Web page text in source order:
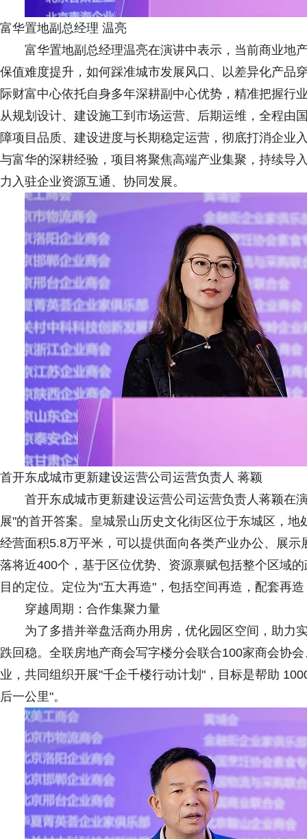
富华置地副总经理 温亮
富华置地副总经理温亮在演讲中表示，当前商业地
保值难度提升，如何踩准城市发展风口、以差异化产品
际财富中心依托自身多年深耕副中心优势，精准把握行
从规划设计、建设施工到市场运营、后期运维，全程由
障项目品质、建设进度与长期稳定运营，彻底打消企业
与富华的深耕经验，项目将聚焦高端产业集聚，持续导
力入驻企业资源互通、协同发展。
首开东成城市更新建设运营公司运营负责人 蒋颖
首开东成城市更新建设运营公司运营负责人蒋颖在
展"的首开答案。皇城景山历史文化街区位于东城区，
经营面积5.8万平米，可以提供面向各类产业办公、展
落将近400个，基于区位优势、资源禀赋包括整个区域
目的定位。定位为"五大再造"，包括空间再造，配套再
穿越周期：合作集聚力量
为了多措并举盘活商办用房，优化园区空间，助力
跌回稳。全联房地产商会写字楼分会联合100家商会协
业，共同组织开展"千企千楼行动计划"，目标是帮助
后一公里"。